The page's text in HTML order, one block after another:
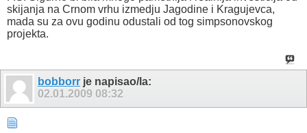
skijanja na Crnom vrhu izmedju Jagodine i Kragujevca,
mada su za ovu godinu odustali od tog simpsonovskog
projekta.
bobborr je napisao/la:
02.01.2009 08:32